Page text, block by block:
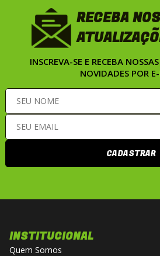
separadamente.
RECEBA
INSCREVA-SE E RECEBA
NOVIDADES POR
CADASTRAR
INSTITUCIONAL
Quem Somos